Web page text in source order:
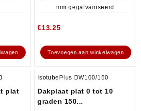
€13.25
Toevoegen aan winkelwagen
plat
IsotubePlus DW100/150
Dakplaat plat 0 tot 10
graden 150...